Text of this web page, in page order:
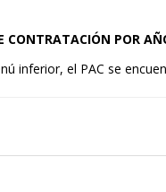
CONTRATACIÓN POR
inferior, el PAC se